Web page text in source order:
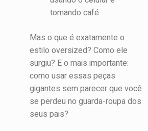
Mas o que é exatamente o
estilo oversized? Como ele
surgiu? E o mais importante:
como usar essas peças
gigantes sem parecer que você
se perdeu no guarda-roupa dos
seus pais?